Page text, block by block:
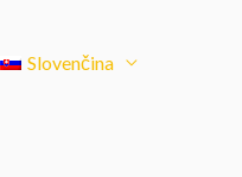
Slovenčina